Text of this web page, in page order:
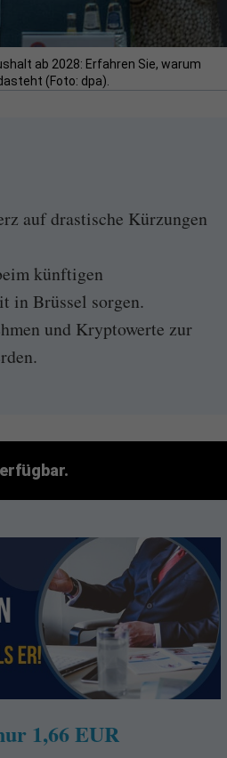
ab 2028: Erfahren Sie, warum
(Foto: dpa).
auf drastische Kürzungen
künftigen
in Brüssel sorgen.
und Kryptowerte zur
1,66 EUR